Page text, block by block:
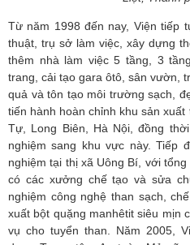
Từ năm 1998 đến nay, Viện tiếp
thuật, trụ sở làm việc, xây dựng
thêm nhà làm việc 5 tầng, 3
trang, cải tạo gara ôtô, sân vườn,
quả và tôn tạo môi trường sạch,
tiến hành hoàn chỉnh khu sản
Tự, Long Biên, Hà Nội, đồng
nghiệm sang khu vực này. Tiếp
nghiệm tại thị xã Uông Bí, với
có các xưởng chế tạo và sửa
nghiệm công nghệ than sạch,
xuất bột quặng manhêtit siêu mịn
vụ cho tuyển than. Năm 2005,